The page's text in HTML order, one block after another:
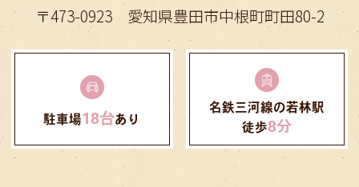
年末年始の休診のお知らせ
12月29日（月）〜1月4日（日）とさせて
いただきます
お休み期間中の歯のお痛みやお困りごとに
つきましては、誠に恐れ入れいますが、豊
田地域医療センターにご相談いただけます
〒473-0923 愛知県豊田市中根町町田80-2
駐車場18台あり
名鉄三河線の若林駅
徒歩8分